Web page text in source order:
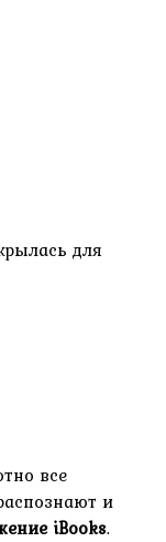
для
все
и
iBooks.